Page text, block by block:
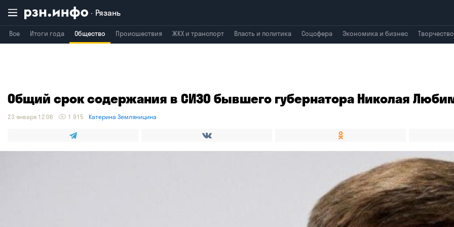
Рязань
Все Итоги года Общество Происшествия ЖКХ и транспорт Власть и политика Соцсфера Экономика и бизнес Творчество
Общий срок содержания в СИЗО бывшего губернатора Николая
23 января 12:06 1 915 Катерина Земляницина